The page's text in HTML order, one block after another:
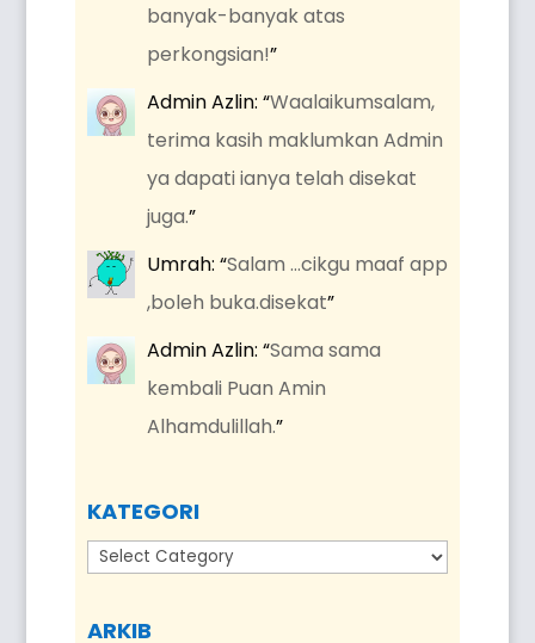
banyak-banyak atas
perkongsian!”
Admin Azlin: “Waalaikumsalam,
terima kasih maklumkan Admin
ya dapati ianya telah disekat
juga.”
Umrah: “Salam …cikgu maaf app
,boleh buka.disekat”
Admin Azlin: “Sama sama
kembali Puan Amin
Alhamdulillah.”
KATEGORI
Kategori
ARKIB